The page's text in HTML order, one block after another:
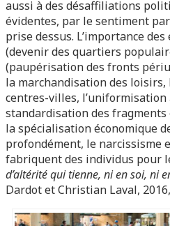
aussi à des désaffiliations
évidentes, par le sentiment
prise dessus. L’importance des
(devenir des quartiers
(paupérisation des fronts
la marchandisation des
centres-villes,
standardisation des
la spécialisation économique
profondément, le narcissisme
fabriquent des individus pour
d’altérité qui tienne, ni en soi, ni
Dardot et Christian Laval,